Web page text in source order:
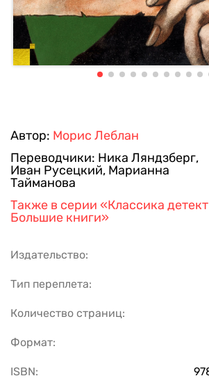
Автор: Морис Леблан
Переводчики: Ника Ляндзберг,
Иван Русецкий, Марианна
Тайманова
Также в серии «Классика
Большие книги»
Издательство:
Тип переплета:
Количество страниц:
Формат:
ISBN: